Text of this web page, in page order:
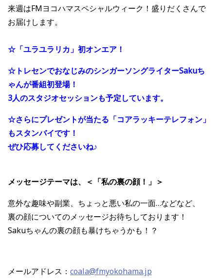
来週はFMヨコハマスペシャルウィーク！盛りだくさんで
お届けします。
☆「ユラユラリカ」初オンエア！
☆トレセンでおなじみのシンガーソングライターSakuち
ゃんが番組初登場！
3人のスタジオセッションも予定しています。
☆さらにプレゼントが当たる「コアラッキーテレフォン」
もスタンバイです！
ぜひ応募してくださいね♪
メッセージテーマは、＜「私の裏の顔！」＞
意外な趣味や副業、ちょっと悪い私の一面…などなど、
裏の顔についてのメッセージお待ちしております！
Sakuちゃんの裏の顔も暴けちゃうかも！？
メールアドレス： coala@fmyokohama.jp